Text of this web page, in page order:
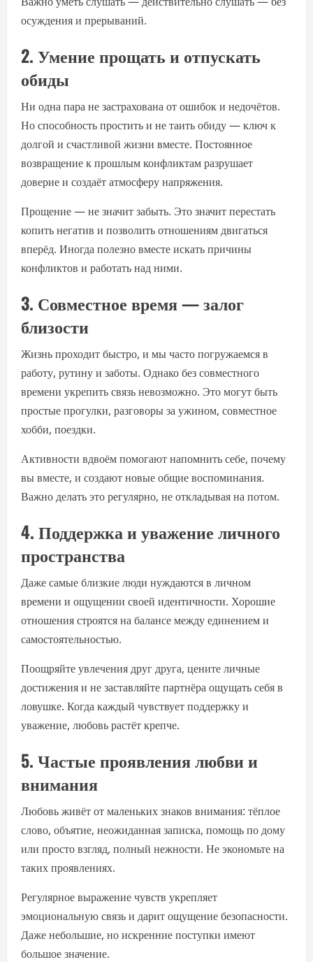
осуждения и прерываний.
2. Умение прощать и отпускать
обиды
Ни одна пара не застрахована от ошибок и недочётов.
Но способность простить и не таить обиду — ключ к
долгой и счастливой жизни вместе. Постоянное
возвращение к прошлым конфликтам разрушает
доверие и создаёт атмосферу напряжения.
Прощение — не значит забыть. Это значит перестать
копить негатив и позволить отношениям двигаться
вперёд. Иногда полезно вместе искать причины
конфликтов и работать над ними.
3. Совместное время — залог
близости
Жизнь проходит быстро, и мы часто погружаемся в
работу, рутину и заботы. Однако без совместного
времени укрепить связь невозможно. Это могут быть
простые прогулки, разговоры за ужином, совместное
хобби, поездки.
Активности вдвоём помогают напомнить себе, почему
вы вместе, и создают новые общие воспоминания.
Важно делать это регулярно, не откладывая на потом.
4. Поддержка и уважение личного
пространства
Даже самые близкие люди нуждаются в личном
времени и ощущении своей идентичности. Хорошие
отношения строятся на балансе между единением и
самостоятельностью.
Поощряйте увлечения друг друга, цените личные
достижения и не заставляйте партнёра ощущать себя в
ловушке. Когда каждый чувствует поддержку и
уважение, любовь растёт крепче.
5. Частые проявления любви и
внимания
Любовь живёт от маленьких знаков внимания: тёплое
слово, объятие, неожиданная записка, помощь по дому
или просто взгляд, полный нежности. Не экономьте на
таких проявлениях.
Регулярное выражение чувств укрепляет
эмоциональную связь и дарит ощущение безопасности.
Даже небольшие, но искренние поступки имеют
большое значение.